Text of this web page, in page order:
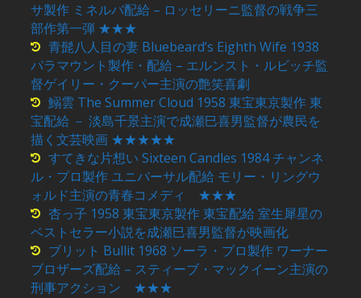
サ製作 ミネルバ配給 – ロッセリーニ監督の戦争三
部作第一弾 ★★★
青髭八人目の妻 Bluebeard’s Eighth Wife 1938
パラマウント製作・配給 – エルンスト・ルビッチ監
督ゲイリー・クーパー主演の艶笑喜劇
鰯雲 The Summer Cloud 1958 東宝東京製作 東
宝配給 － 淡島千景主演で成瀬巳喜男監督が農民を
描く文芸映画 ★★★★★
すてきな片想い Sixteen Candles 1984 チャンネ
ル・プロ製作 ユニバーサル配給 モリー・リングウ
ォルド主演の青春コメディ ★★★
杏っ子 1958 東宝東京製作 東宝配給 室生犀星の
ベストセラー小説を成瀬巳喜男監督が映画化
ブリット Bullit 1968 ソーラ・プロ製作 ワーナー
ブロザーズ配給 – スティーブ・マックイーン主演の
刑事アクション ★★★